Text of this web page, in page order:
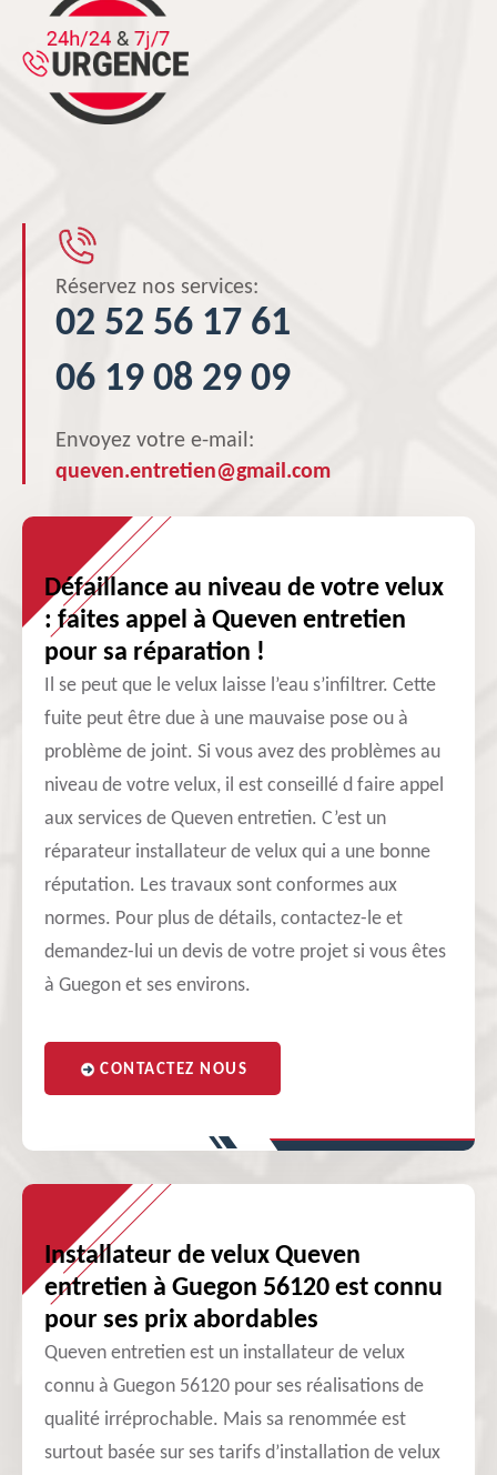
Réservez nos services:
02 52 56 17 61
06 19 08 29 09
Envoyez votre e-mail:
queven.entretien@gmail.com
Défaillance au niveau de votre velux
: faites appel à Queven entretien
pour sa réparation !
Il se peut que le velux laisse l’eau s’infiltrer. Cette
fuite peut être due à une mauvaise pose ou à
problème de joint. Si vous avez des problèmes au
niveau de votre velux, il est conseillé d faire appel
aux services de Queven entretien. C’est un
réparateur installateur de velux qui a une bonne
réputation. Les travaux sont conformes aux
normes. Pour plus de détails, contactez-le et
demandez-lui un devis de votre projet si vous êtes
à Guegon et ses environs.
CONTACTEZ NOUS
Installateur de velux Queven
entretien à Guegon 56120 est connu
pour ses prix abordables
Queven entretien est un installateur de velux
connu à Guegon 56120 pour ses réalisations de
qualité irréprochable. Mais sa renommée est
surtout basée sur ses tarifs d’installation de velux